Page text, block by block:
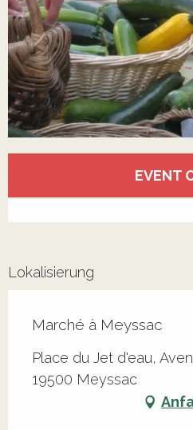
EVENT
Lokalisierung
Marché à Meyssac
Place du Jet d'eau,
19500 Meyssac